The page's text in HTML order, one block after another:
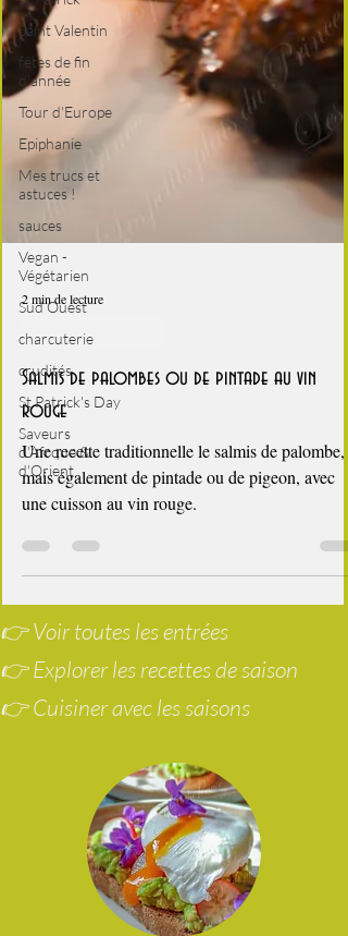
Saint Valentin
fêtes de fin
d'année
Tour d'Europe
Epiphanie
Mes trucs et
astuces !
sauces
Vegan -
Végétarien
Sud Ouest
charcuterie
crudités
St Patrick's Day
Saveurs
d'Afrque &
d'Orient
2 min de lecture
fêtes de fin d'année
Salmis de palombes ou de pintade au vin
rouge
mais également de pintade ou de pigeon, avec
une cuisson au vin rouge.
👉 Voir toutes les entrées
👉 Explorer les recettes de saison
👉 Cuisiner avec les saisons